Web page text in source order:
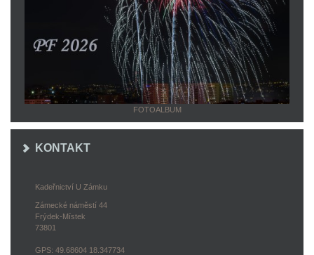
FOTOALBUM
KONTAKT
Kadeřnictví U Zámku
Zámecké náměstí 44
Frýdek-Místek
73801
GPS: 49.68604 18.347734